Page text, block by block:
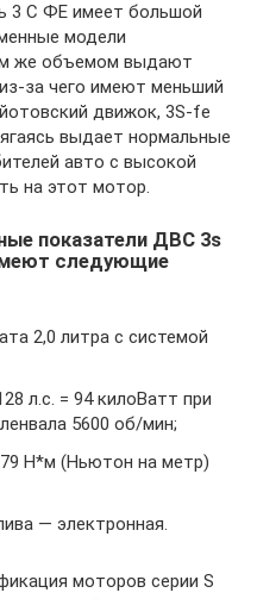
3 С ФЕ имеет большой
модели
же объемом выдают
за чего имеют меньший
движок, 3S-fe
выдает нормальные
авто с высокой
на этот мотор.
показатели ДВС 3s
следующие
2,0 литра с системой
л.с. = 94 килоВатт при
5600 об/мин;
Н*м (Ньютон на метр)
— электронная.
моторов серии S